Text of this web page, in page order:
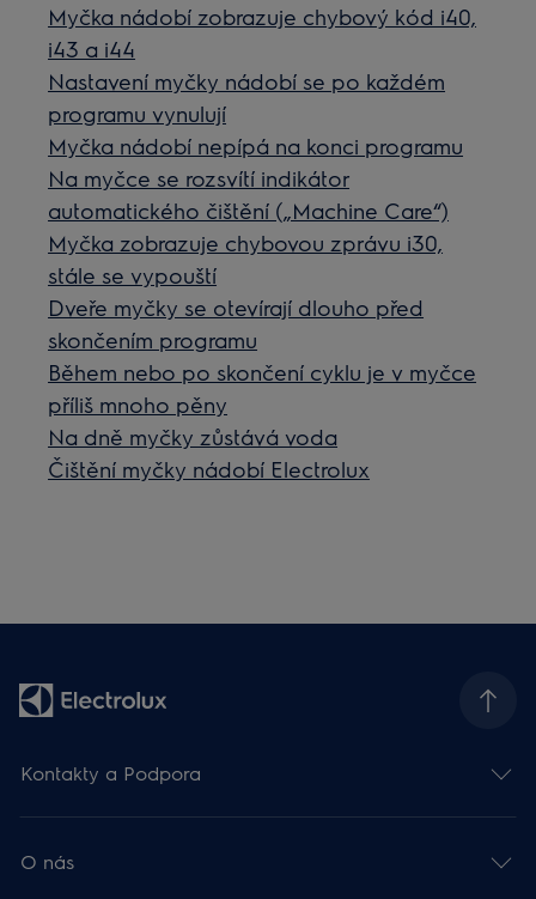
Myčka nádobí zobrazuje chybový kód i40,
i43 a i44
Nastavení myčky nádobí se po každém
programu vynulují
Myčka nádobí nepípá na konci programu
Na myčce se rozsvítí indikátor
automatického čištění („Machine Care“)
Myčka zobrazuje chybovou zprávu i30,
stále se vypouští
Dveře myčky se otevírají dlouho před
skončením programu
Během nebo po skončení cyklu je v myčce
příliš mnoho pěny
Na dně myčky zůstává voda
Čištění myčky nádobí Electrolux
Kontakty a Podpora
O nás